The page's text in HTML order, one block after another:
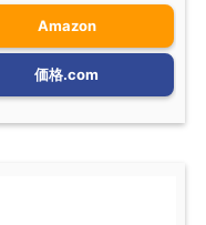
Amazon
価格.com